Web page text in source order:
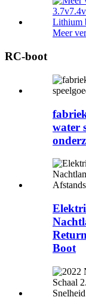
Meer
RC-boot
water
Boot